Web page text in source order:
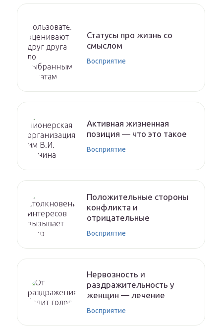
Статусы про жизнь со
смыслом
Восприятие
Активная жизненная
позиция — что это такое
Восприятие
Положительные стороны
конфликта и
отрицательные
Восприятие
Нервозность и
раздражительность у
женщин — лечение
Восприятие